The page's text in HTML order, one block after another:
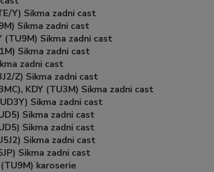
Y) Sikma zadni cast
Sikma zadni cast
(TU9M) Sikma zadni cast
Sikma zadni cast
zadni cast
Z) Sikma zadni cast
KDY (TU3M) Sikma zadni cast
Sikma zadni cast
Sikma zadni cast
Sikma zadni cast
Sikma zadni cast
Sikma zadni cast
karoserie